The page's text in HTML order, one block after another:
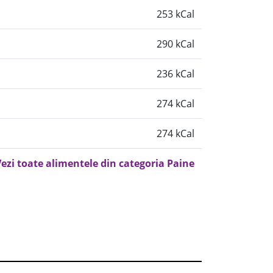
253 kCal
290 kCal
236 kCal
274 kCal
274 kCal
toate alimentele din categoria Paine